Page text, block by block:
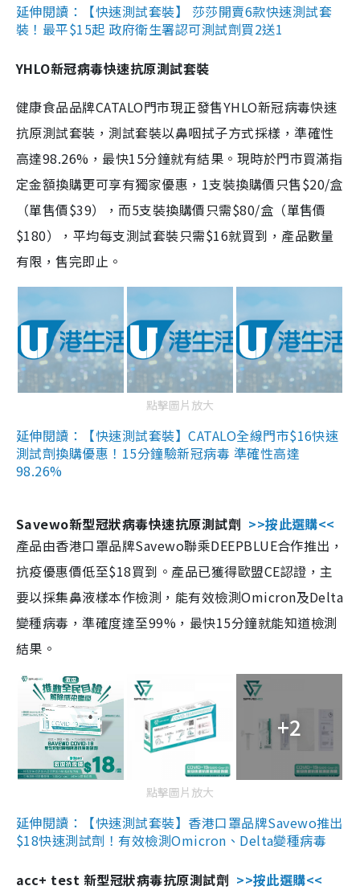
延伸閱讀：【快速測試套裝】 莎莎開賣6款快速測試套
裝！最平$15起 政府衛生署認可測試劑買2送1
YHLO新冠病毒快速抗原測試套裝
健康食品品牌CATALO門市現正發售YHLO新冠病毒快速
抗原測試套裝，測試套裝以鼻咽拭子方式採樣，準確性
高達98.26%，最快15分鐘就有結果。現時於門市買滿指
定金額換購更可享有獨家優惠，1支裝換購價只售$20/盒
（單售價$39），而5支裝換購價只需$80/盒（單售價
$180），平均每支測試套裝只需$16就買到，產品數量
有限，售完即止。
點擊圖片放大
延伸閱讀：【快速測試套裝】CATALO全線門市$16快速
測試劑換購優惠！15分鐘驗新冠病毒 準確性高達
98.26%
Savewo新型冠狀病毒快速抗原測試劑 >>按此選購<<
產品由香港口罩品牌Savewo聯乘DEEPBLUE合作推出，
抗疫優惠價低至$18買到。產品已獲得歐盟CE認證，主
要以採集鼻液樣本作檢測，能有效檢測Omicron及Delta
變種病毒，準確度達至99%，最快15分鐘就能知道檢測
結果。
+2
點擊圖片放大
延伸閱讀：【快速測試套裝】香港口罩品牌Savewo推出
$18快速測試劑！有效檢測Omicron、Delta變種病毒
acc+ test 新型冠狀病毒抗原測試劑 >>按此選購<<